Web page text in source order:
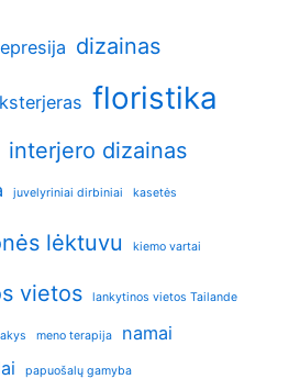
dizainas
floristika
interjero dizainas
juvelyriniai dirbiniai kasetės
lėktuvu kiemo vartai
vietos lankytinos vietos Tailande
meno terapija
namai
papuošalų gamyba